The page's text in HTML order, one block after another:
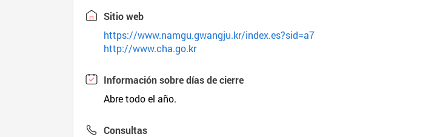
Sitio web
https://www.namgu.gwangju.kr/index.es?sid=a7
http://www.cha.go.kr
Información sobre días de cierre
Abre todo el año.
Consultas